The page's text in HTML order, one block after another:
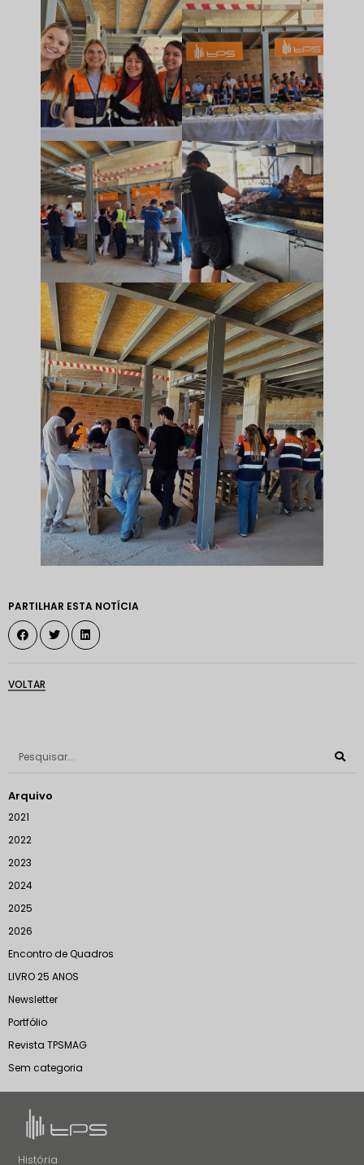
PARTILHAR ESTA NOTÍCIA
VOLTAR
Arquivo
2021
2022
2023
2024
2025
2026
Encontro de Quadros
LIVRO 25 ANOS
Newsletter
Portfólio
Revista TPSMAG
Sem categoria
História